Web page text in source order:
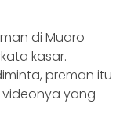
di Muaro
kasar.
preman itu
yang